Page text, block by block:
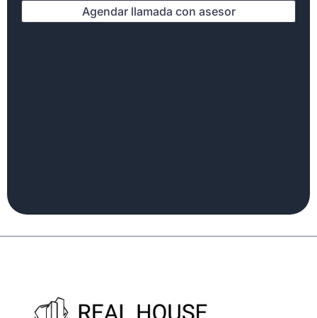
Agendar llamada con asesor